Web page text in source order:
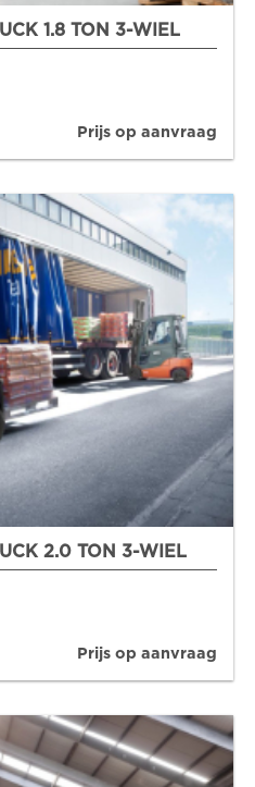
1.8 TON 3-WIEL
Prijs op aanvraag
2.0 TON 3-WIEL
Prijs op aanvraag